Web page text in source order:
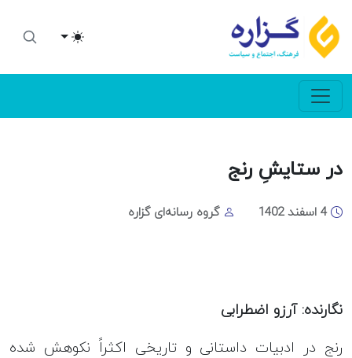
Toggle theme
در ستایشِ رنج
4 اسفند 1402 گروه رسانه‌ای گزاره
نگارنده: آرزو اضطرابی
رنج در ادبیات داستانی و تاریخی اکثراً نکوهش شده